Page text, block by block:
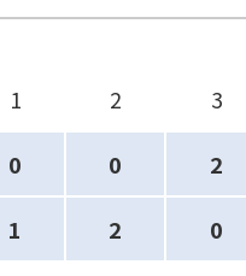
1 2 3
0 0 2
1 2 0